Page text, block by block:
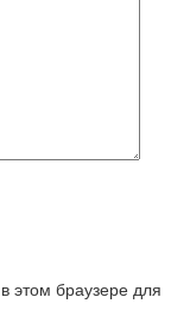
этом браузере для